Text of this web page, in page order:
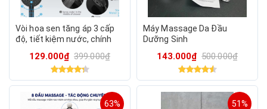
Vòi hoa sen tăng áp 3 cấp
độ, tiết kiệm nước, chính
129.000₫ 399.000₫
Máy Massage Da Đầu
Dưỡng Sinh
143.000₫ 500.000₫
63% 51%